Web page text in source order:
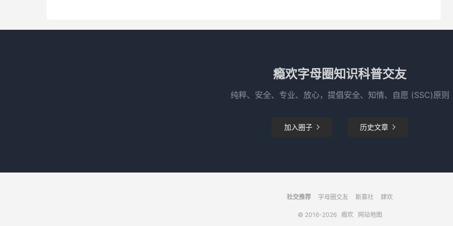
瘾欢字母圈知识科普交友
纯粹、安全、专业、放心，提倡安全、知情、自愿 (SSC)原则
加入圈子  历史文章 
社交推荐 字母圈交友 斯慕社 肆欢
© 2016-2026 瘾欢 网站地图